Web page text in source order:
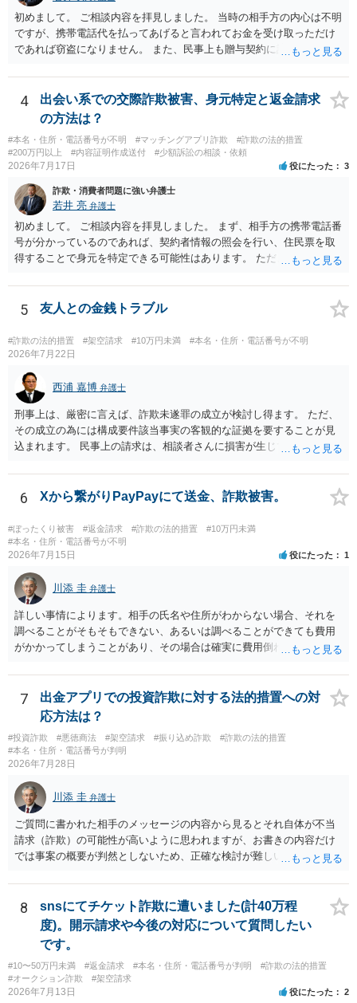
初めまして。 ご相談内容を拝見しました。 当時の相手方の内心は不明
ですが、携帯電話代を払ってあげると言われてお金を受け取っただけ
であれば窃盗になりません。 また、民事上も贈与契約に該当すると思
ず、可能であればブロックをするようにしてください。 ご不安であれ
ば、最寄りの警察署に相談をしても良いかもしれません。 以上、ご参
考になれば幸いです。
4
出会い系での交際詐欺被害、身元特定と返金請求
の方法は？
#本名・住所・電話番号が不明 #マッチングアプリ詐欺
#詐欺の法的措置
#200万円以上
#内容証明作成送付 #少額訴訟の相談・依頼
2026年7月17日 役にたった 3
詐欺・消費者問題に強い弁護士
若井 亮 弁護士
初めまして。 ご相談内容を拝見しました。 まず、相手方の携帯電話番
号が分かっているのであれば、契約者情報の照会を行い、住民票を取
得することで身元を特定できる可能性はあります。 ただ、他人名義の
ろです。 LINEについても、詐欺の事案であれば照会できる可能性はあ
りますが、携帯電話の番号を経由する方法より難しくなります。 身元
を特定した後は、返金の理屈があるかどうかを確認していきます。 基
本的に贈与に該当する場合には返金請求ができません。 詐欺を含め、
当方に返金の理屈があるかどうかを確認していきます。 さらに、渡し
た金額について、裏付けがあるかどうかも精査します。 上記を経て、
身元の特定、返金の理屈があると判断できるのであれば、まずは交渉
からスタートすることになるでしょう。 ご理解のとおり、詐欺である
ことの立証は簡単ではありません。 刑事事件化が出来るのであれば、
返金交渉で有利になる可能性がありますが、民事上の詐欺の立証以上
に難しいところがあります。 こちらについては、一度、最寄りの警察
良いかと思います。
5 友人との金銭トラブル
#詐欺の法的措置 #架空請求 #10万円未満 #本名・住所・電話番号が不明
2026年7月22日
西浦 嘉博 弁護士
刑事上は、厳密に言えば、詐欺未遂罪の成立が検討し得ます。 ただ、
その成立の為には構成要件該当事実の客観的な証拠を要することが見
込まれます。 民事上の請求は、相談者さんに損害が生じていない以
い場合、最寄りの法律事務所での相談を検討ください。 上記、ご参考
ください。
6 Xから繋がりPayPayにて送金、詐欺被害。
#ぼったくり被害 #返金請求 #詐欺の法的措置
#10万円未満
#本名・住所・電話番号が不明
2026年7月15日 役にたった 1
川添 圭 弁護士
詳しい事情によります。相手の氏名や住所がわからない場合、それを
調べることがそもそもできない、あるいは調べることができても費用
がかかってしまうことがあり、その場合は確実に費用倒れになりそう
7
出金アプリでの投資詐欺に対する法的措置への対
応方法は？
#投資詐欺 #悪徳商法 #架空請求 #振り込め詐欺
#詐欺の法的措置
#本名・住所・電話番号が判明
2026年7月28日
川添 圭 弁護士
ご質問に書かれた相手のメッセージの内容から見るとそれ自体が不当
請求（詐欺）の可能性が高いように思われますが、お書きの内容だけ
では事案の概要が判然としないため、正確な検討が難しいです。例え
画面を見て貰いながらアドバイスう受けた方が確実です。
8
snsにてチケット詐欺に遭いました(計40万程
度)。開示請求や今後の対応について質問したい
です。
#10〜50万円未満 #返金請求 #本名・住所・電話番号が判明
#詐欺の法的措置
#オークション詐欺
#架空請求
2026年7月13日 役にたった 2